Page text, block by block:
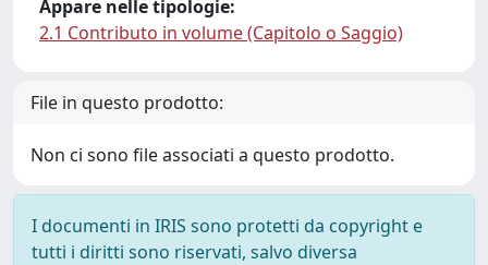
Appare nelle tipologie:
2.1 Contributo in volume (Capitolo o Saggio)
File in questo prodotto:
Non ci sono file associati a questo prodotto.
I documenti in IRIS sono protetti da copyright e
tutti i diritti sono riservati, salvo diversa